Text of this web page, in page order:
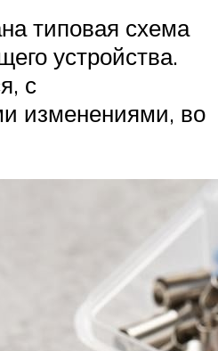
типовая схема
устройства.
с
изменениями, во